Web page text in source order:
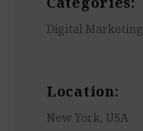
Digital Marketing
Location:
New York, USA